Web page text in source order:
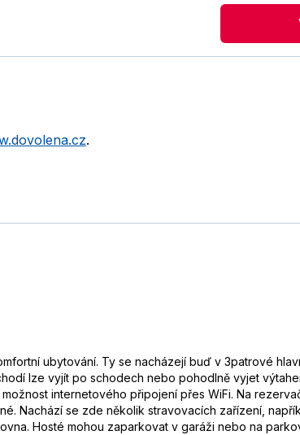
.
ubytování. Ty se nacházejí buď v 3patrové
lze vyjít po schodech nebo pohodlně vyjet
internetového připojení přes WiFi. Na
Nachází se zde několik stravovacích zařízení,
Hosté mohou zaparkovat v garáži nebo na